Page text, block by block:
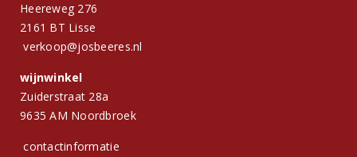
Heereweg 276
2161 BT Lisse
verkoop@josbeeres.nl
wijnwinkel
Zuiderstraat 28a
9635 AM Noordbroek
contactinformatie